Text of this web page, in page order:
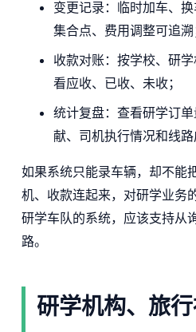
变更记录：临时加车、
集合点、费用调整可追溯
收款对账：按学校、研
看应收、已收、未收；
统计复盘：查看研学订
献、司机执行情况和线路
如果系统只能录车辆，却不能
机、收款连起来，对研学业务
研学车队的系统，应该支持从
路。
研学机构、旅